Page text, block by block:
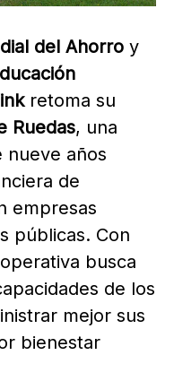
del Ahorro y
retoma su
Ruedas, una
nueve años
de
empresas
públicas. Con
busca
de los
mejor sus
bienestar